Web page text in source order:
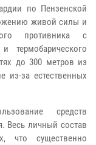
по Пензенской
живой силы и
противника с
термобарического
до 300 метров из
за естественных
средств
Весь личный состав
что существенно